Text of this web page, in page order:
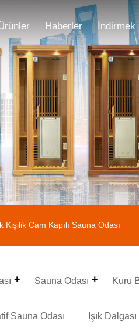
Haberler İndirmek
Kişilik Cam Kapılı Sauna Odası
Sauna Odası Kuru
Sauna Odası Işık